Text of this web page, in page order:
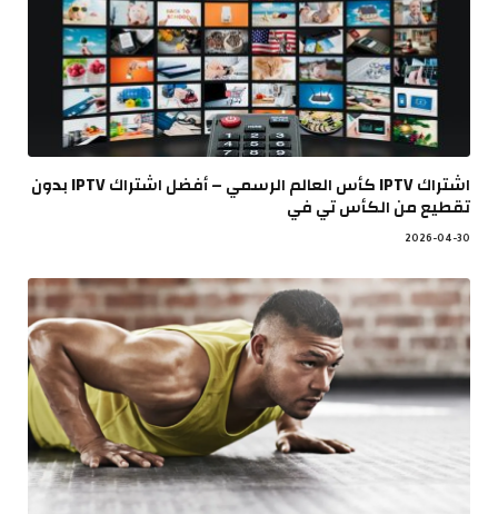
اشتراك IPTV كأس العالم الرسمي – أفضل اشتراك IPTV بدون
تقطيع من الكأس تي في
2026-04-30